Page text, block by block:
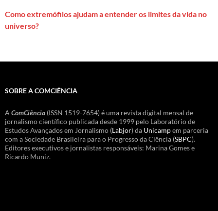
Como extremófilos ajudam a entender os limites da vida no
universo?
SOBRE A COMCIÊNCIA
A ComCiência (ISSN 1519-7654) é uma revista digital mensal de
jornalismo científico publicada desde 1999 pelo Laboratório de
Estudos Avançados em Jornalismo (Labjor) da Unicampem parceria
com a Sociedade Brasileira para o Progresso da Ciência (SBPC).
Editores executivos e jornalistas responsáveis: Marina Gomes e
Ricardo Muniz.